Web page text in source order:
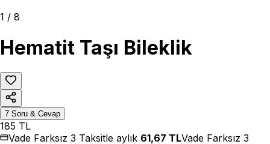
1 / 8
Hematit Taşı Bileklik
7 Soru & Cevap
185 TL
Vade Farksız 3 Taksitle aylık 61,67 TLVade Farksız 3